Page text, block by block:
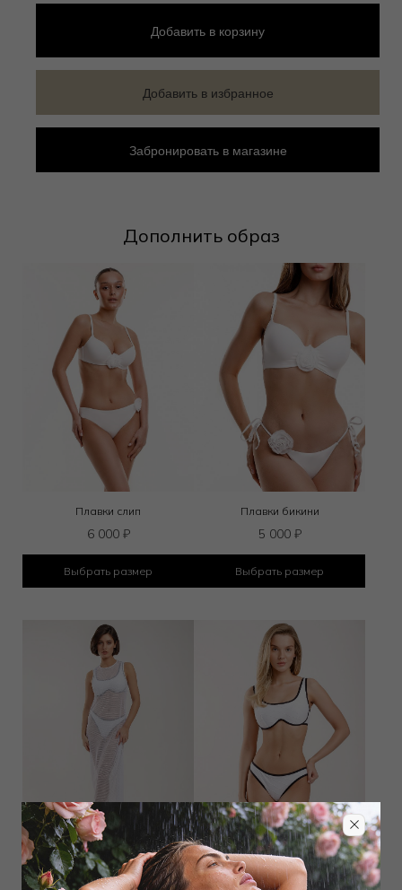
Дополнить образ
Плавки слип
6 000 ₽
Выбрать размер
Плавки бикини
5 000 ₽
Выбрать размер
Платье длинное
Плавки слип
Добавить в корзину
Добавить в избранное
Забронировать в магазине